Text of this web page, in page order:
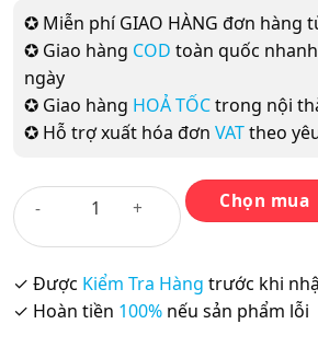
✪ Miễn phí GIAO HÀNG đơn hàng
✪ Giao hàng COD toàn quốc
ngày
✪ Giao hàng HOẢ TỐCtrong nội
✪ Hỗ trợ xuất hóa đơn VATtheo
Bộ
sách
Let’s
Go
3th
Chọn mua
✓ Được Kiểm Tra Hàng trước khi
✓ Hoàn tiền 100% nếu sản phẩm lỗi